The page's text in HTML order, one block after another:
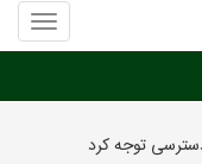
منوی
سایت
معمار
داخلیتوجه کرد